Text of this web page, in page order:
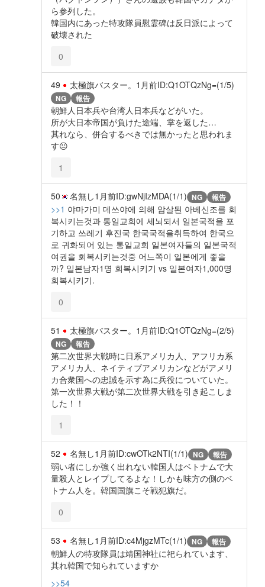
ら参列した。
韓国内にあった特攻隊員慰霊碑は反日派によって
破壊された
0
49 太極旗バスター。 1月前ID:Q1OTQzNg=(1/5)
NG 報告
朝鮮人日本兵や台湾人日本兵などがいた。
所が大日本帝国が負けた途端、掌を返した…
其れなら、併合するべきでは無かったと思われま
す😐️
1
50 名無し1月前ID:gwNjIzMDA(1/1) NG 報告
>>1 야마가미 데쓰야에 의해 암살된 아베신조를 회
복시키는것과 통일교회에 세뇌되서 일본국적을 포
기하고 쓰레기 후진국 한국국적을취득하여 한국으
로 귀화되어 있는 통일교회 일본여자들의 일본국적
여권을 회복시키는것중 어느쪽이 일본에게 좋을
까? 일본남자1명 회복시키기 vs 일본여자1,000명
회복시키기.
0
51 太極旗バスター。 1月前ID:Q1OTQzNg=(2/5)
NG 報告
第二次世界大戦時に日系アメリカ人、アフリカ系
アメリカ人、ネイティブアメリカンなどがアメリ
カ合衆国への忠誠を示す為に兵役についていた。
第一次世界大戦が第二次世界大戦を引き起こしま
した！！
1
52 名無し1月前ID:cwOTk2NTI(1/1) NG 報告
弱い者にしか強く出れない韓国人はベトナムで大
量殺人とレイプしてるよな！しかも味方の側のベ
トナム人を。韓国国旗こそ戦犯旗だ。
0
53 名無し1月前ID:c4MjgzMTc(1/1) NG 報告
朝鮮人の特攻隊員は靖国神社に祀られています、
其れ韓国で知られていますか
>>54